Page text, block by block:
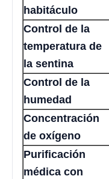
habitáculo
Control de la
temperatura de
la sentina
Control de la
humedad
Concentración
de oxígeno
Purificación
médica con